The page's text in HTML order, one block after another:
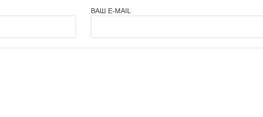
ВАШ E-MAIL